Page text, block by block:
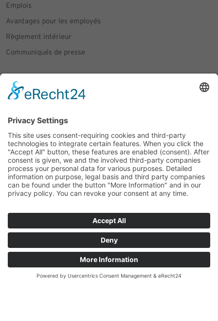
Emplois
Avantages pour les employés
Règlement intérieur
Communiqués de presse
Social Media
Facebook
Instagram
© 2026 CARASANA Bäderbetriebe GmbH. Tous droits réservés
Impressum Datenschutz­ Conditions de participation